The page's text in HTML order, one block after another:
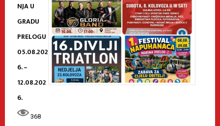
NJA U
GRADU
PRELOGU
05.08.202
6. –
12.08.202
6.
368